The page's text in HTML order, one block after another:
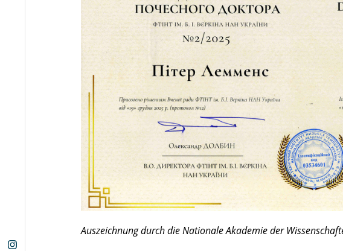
Auszeichnung durch die Nationale Akademie der